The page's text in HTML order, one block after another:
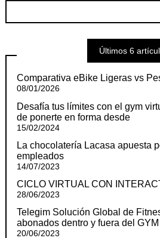
Últimos 6
Comparativa eBike Ligeras vs
08/01/2026
Desafía tus límites con el gym
de ponerte en forma desde
15/02/2024
La chocolatería Lacasa apuesta
empleados
14/07/2023
CICLO VIRTUAL CON
28/06/2023
Telegim Solución Global de
abonados dentro y fuera del
20/06/2023